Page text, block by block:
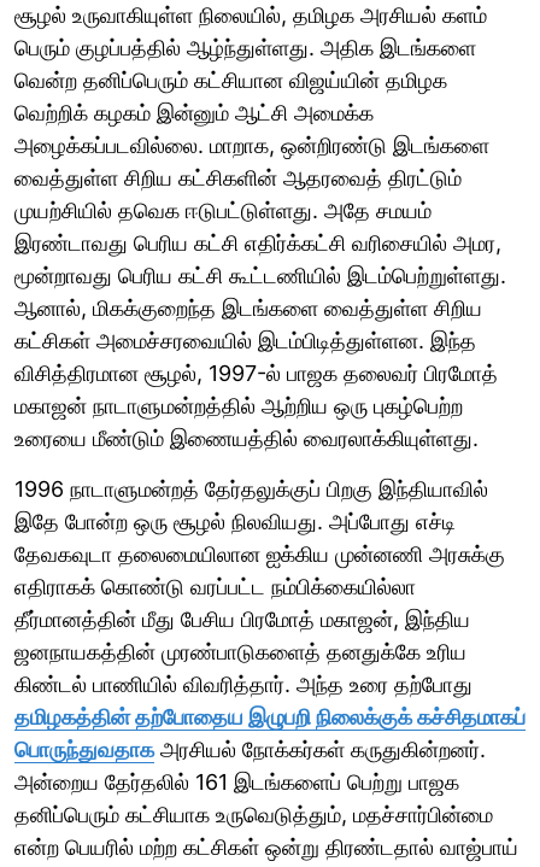
சூழல் உருவாகியுள்ள நிலையில், தமிழக அரசியல் களம்
பெரும் குழப்பத்தில் ஆழ்ந்துள்ளது. அதிக இடங்களை
வென்ற தனிப்பெரும் கட்சியான விஜய்யின் தமிழக
வெற்றிக் கழகம் இன்னும் ஆட்சி அமைக்க
அழைக்கப்படவில்லை. மாறாக, ஒன்றிரண்டு இடங்களை
வைத்துள்ள சிறிய கட்சிகளின் ஆதரவைத் திரட்டும்
முயற்சியில் தவெக ஈடுபட்டுள்ளது. அதே சமயம்
இரண்டாவது பெரிய கட்சி எதிர்க்கட்சி வரிசையில் அமர,
மூன்றாவது பெரிய கட்சி கூட்டணியில் இடம்பெற்றுள்ளது.
ஆனால், மிகக்குறைந்த இடங்களை வைத்துள்ள சிறிய
கட்சிகள் அமைச்சரவையில் இடம்பிடித்துள்ளன. இந்த
விசித்திரமான சூழல், 1997-ல் பாஜக தலைவர் பிரமோத்
மகாஜன் நாடாளுமன்றத்தில் ஆற்றிய ஒரு புகழ்பெற்ற
உரையை மீண்டும் இணையத்தில் வைரலாக்கியுள்ளது.
1996 நாடாளுமன்றத் தேர்தலுக்குப் பிறகு இந்தியாவில்
இதே போன்ற ஒரு சூழல் நிலவியது. அப்போது எச்டி
தேவகவுடா தலைமையிலான ஐக்கிய முன்னணி அரசுக்கு
எதிராகக் கொண்டு வரப்பட்ட நம்பிக்கையில்லா
தீர்மானத்தின் மீது பேசிய பிரமோத் மகாஜன், இந்திய
ஜனநாயகத்தின் முரண்பாடுகளைத் தனதுக்கே உரிய
கிண்டல் பாணியில் விவரித்தார். அந்த உரை தற்போது
தமிழகத்தின் தற்போதைய இழுபறி நிலைக்குக் கச்சிதமாகப்
பொருந்துவதாகஅரசியல் நோக்கர்கள் கருதுகின்றனர்.
அன்றைய தேர்தலில் 161 இடங்களைப் பெற்று பாஜக
தனிப்பெரும் கட்சியாக உருவெடுத்தும், மதச்சார்பின்மை
என்ற பெயரில் மற்ற கட்சிகள் ஒன்று திரண்டதால் வாஜ்பாய்